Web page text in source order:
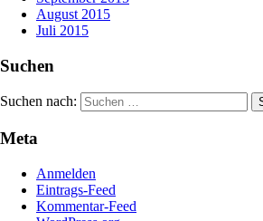
August 2015
Juli 2015
Suchen
Suchen nach:
Meta
Anmelden
Eintrags-Feed
Kommentar-Feed